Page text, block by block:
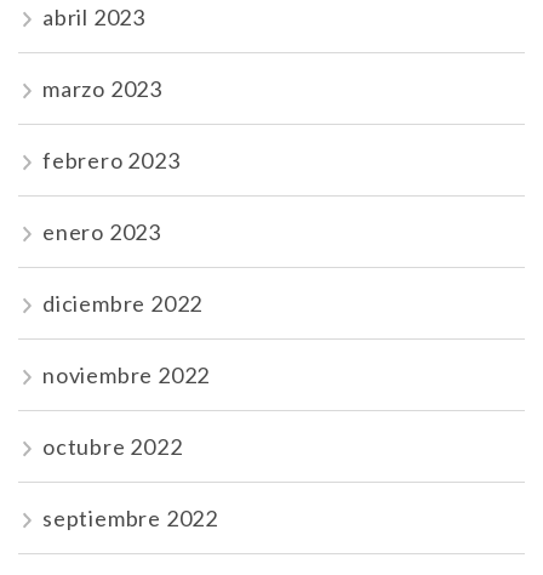
abril 2023
marzo 2023
febrero 2023
enero 2023
diciembre 2022
noviembre 2022
octubre 2022
septiembre 2022